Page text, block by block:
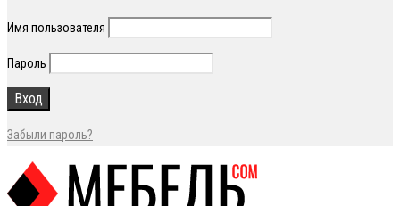
Имя пользователя
Пароль
Забыли пароль?